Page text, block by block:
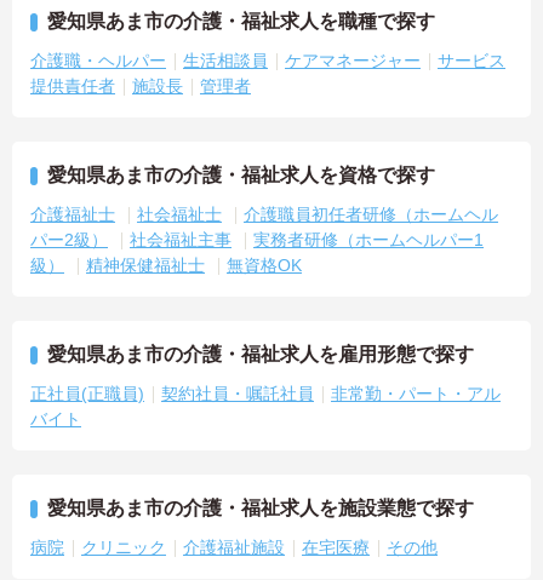
愛知県あま市の介護・福祉求人を職種で探す
介護職・ヘルパー 生活相談員 ケアマネージャー
サービス
提供責任者
施設長 管理者
愛知県あま市の介護・福祉求人を資格で探す
介護福祉士 社会福祉士
介護職員初任者研修（ホームヘル
パー2級）
社会福祉主事
実務者研修（ホームヘルパー1
級）
精神保健福祉士 無資格OK
愛知県あま市の介護・福祉求人を雇用形態で探す
正社員(正職員) 契約社員・嘱託社員
非常勤・パート・アル
バイト
愛知県あま市の介護・福祉求人を施設業態で探す
病院 クリニック 介護福祉施設 在宅医療 その他